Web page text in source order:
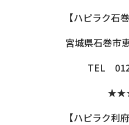
【ハピラク石
宮城県石巻市
TEL
【ハピラク利